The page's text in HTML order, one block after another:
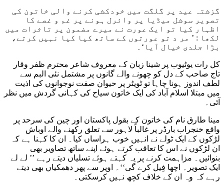
گزشتہ عید پر گلگت میں خودکشی کرنے والی خاتون کی
تصویر سوشل میڈیا پر وائرل ہونے پر غم و غصے کا
اظہار کیا تو ایک عورت نے میرے مضمون پر تاثرات میں
لکھا : ’ مر د تو عورتوں کے ساتھ کیا کیا نہیں کرتے،
بڑا جلدی خیال آیا‘۔
کل رات یوٹیوب پر شینا زبان کے معروف شاعر محترم ظفر وقار
تاج صاحب کے دل کو چھونے والے گانوں پر مشتمل نئی البم سے
لطف اندوز ہونا چاہا تو ٹویٹر پر حیوان صفت نوجوانوں کی اذیت
میں مبتلا اسلام آباد کی ایک خاتون سیاح کی کہانی گردش میں نظر
آئی۔
مینا طارق نام کی خاتون کے بقول پاکستان اور چین کی سرحد پر
واقع خنجراب بارڈر پر غالباً لاہور سے تعلق رکھنے والے اوباش
لڑکوں کے ایک ٹولے نے انہیں خوب ہراساں کیا۔ ان کا کہنا ہے کہ
ان لڑکوں نے اس کا تعاقب کرتے ہوئے اپنے ساتھ تصاویر بھی
بنوائیں۔ مزاہمت کرنے پر یہ کہتے ہوئے تسلیاں دیتے رہے ’’ لے لے
ایک تصویر۔ اچھا فِیل کرے گی‘‘۔ اوپر سے پھر دھمکیاں بھی دیتے
رہے کہ وہ ان کے خلاف کچھ نہیں کرسکتی۔